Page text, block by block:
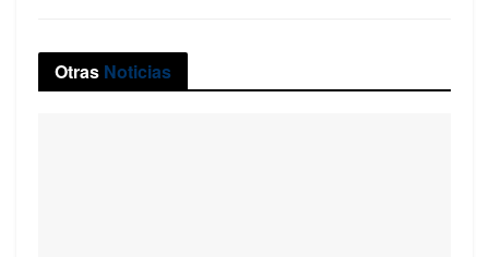
Otras Noticias